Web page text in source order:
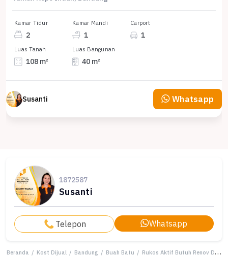
Kamar Tidur
2
Kamar Mandi
1
Carport
1
Luas Tanah
108 m²
Luas Bangunan
40 m²
Susanti Whatsapp
1872587
Susanti
Telepon Whatsapp
Beranda / Kost Dijual / Bandung / Buah Batu / Rukos Aktif Butuh Renov Di Buah Batu